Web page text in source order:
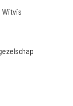
Witvis